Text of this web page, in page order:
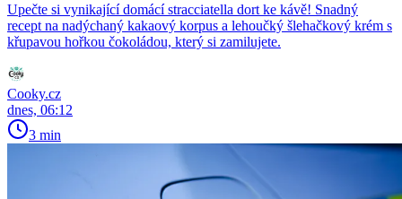
Upečte si vynikající domácí stracciatella dort ke kávě! Snadný
recept na nadýchaný kakaový korpus a lehoučký šlehačkový krém s
křupavou hořkou čokoládou, který si zamilujete.
Cooky.cz
dnes, 06:12
3 min